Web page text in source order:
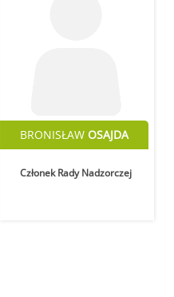
BRONISŁAW OSAJDA
Członek Rady Nadzorczej